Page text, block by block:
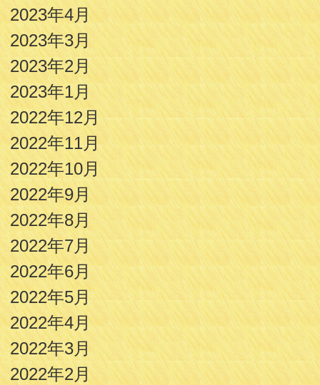
2023年4月
2023年3月
2023年2月
2023年1月
2022年12月
2022年11月
2022年10月
2022年9月
2022年8月
2022年7月
2022年6月
2022年5月
2022年4月
2022年3月
2022年2月